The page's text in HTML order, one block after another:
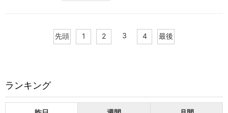
先頭 1 2 3 4 最後
ランキング